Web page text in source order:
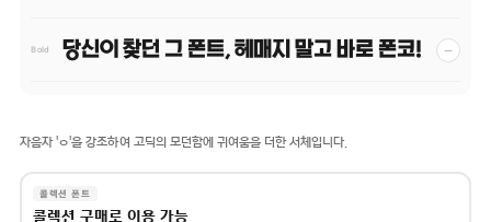
Bold 당신이 찾던 그 폰트, 헤매지 말고 바로 폰코! −
자음자 'ㅇ'을 강조하여 고딕의 모던함에 귀여움을 더한 서체입니다.
콜렉션 폰트
콜렉션 구매로 이용 가능